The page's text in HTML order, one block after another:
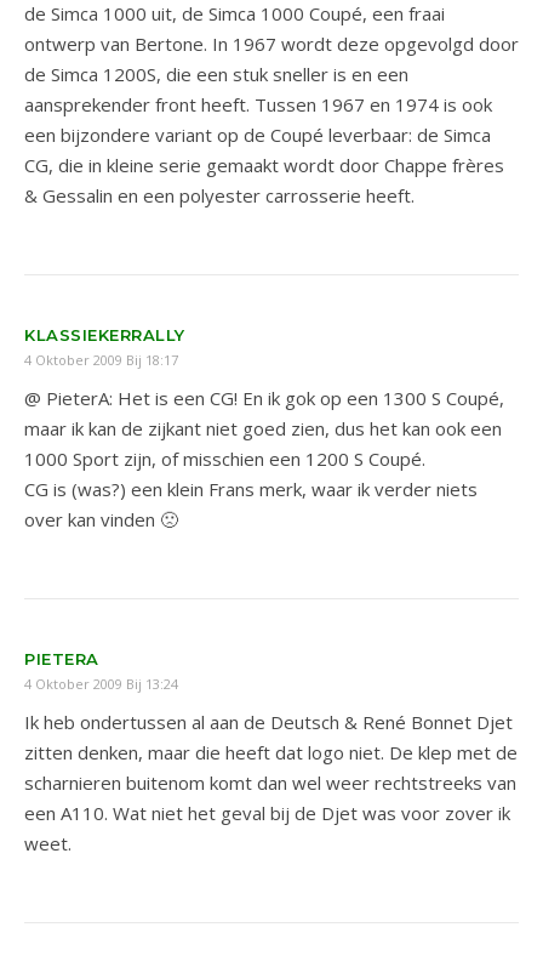
de Simca 1000 uit, de Simca 1000 Coupé, een fraai
ontwerp van Bertone. In 1967 wordt deze opgevolgd door
de Simca 1200S, die een stuk sneller is en een
aansprekender front heeft. Tussen 1967 en 1974 is ook
een bijzondere variant op de Coupé leverbaar: de Simca
CG, die in kleine serie gemaakt wordt door Chappe frères
& Gessalin en een polyester carrosserie heeft.
KLASSIEKERRALLY
4 Oktober 2009 Bij 18:17
@ PieterA: Het is een CG! En ik gok op een 1300 S Coupé,
maar ik kan de zijkant niet goed zien, dus het kan ook een
1000 Sport zijn, of misschien een 1200 S Coupé.
CG is (was?) een klein Frans merk, waar ik verder niets
over kan vinden 🙁
PIETERA
4 Oktober 2009 Bij 13:24
Ik heb ondertussen al aan de Deutsch & René Bonnet Djet
zitten denken, maar die heeft dat logo niet. De klep met de
scharnieren buitenom komt dan wel weer rechtstreeks van
een A110. Wat niet het geval bij de Djet was voor zover ik
weet.